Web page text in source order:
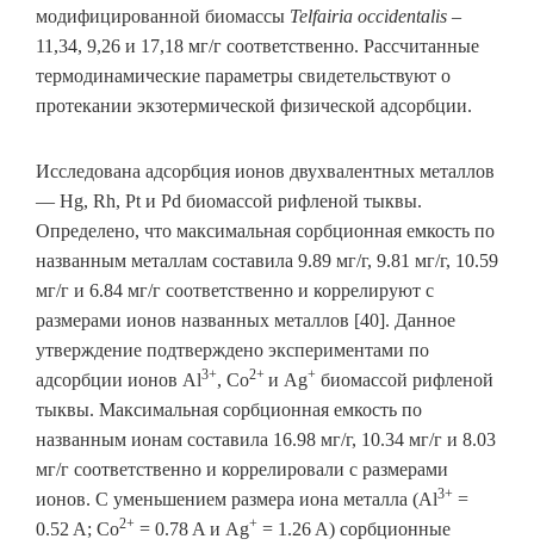
модифицированной биомассы Telfairia occidentalis –
11,34, 9,26 и 17,18 мг/г соответственно. Рассчитанные
термодинамические параметры свидетельствуют о
протекании экзотермической физической адсорбции.
Исследована адсорбция ионов двухвалентных металлов
— Hg, Rh, Pt и Pd биомассой рифленой тыквы.
Определено, что максимальная сорбционная емкость по
названным металлам составила 9.89 мг/г, 9.81 мг/г, 10.59
мг/г и 6.84 мг/г соответственно и коррелируют с
размерами ионов названных металлов [40]. Данное
утверждение подтверждено экспериментами по
адсорбции ионов Al3+, Co2+ и Ag+ биомассой рифленой
тыквы. Максимальная сорбционная емкость по
названным ионам составила 16.98 мг/г, 10.34 мг/г и 8.03
мг/г соответственно и коррелировали с размерами
ионов. С уменьшением размера иона металла (Al3+ =
0.52 A; Co2+ = 0.78 A и Ag+ = 1.26 A) сорбционные